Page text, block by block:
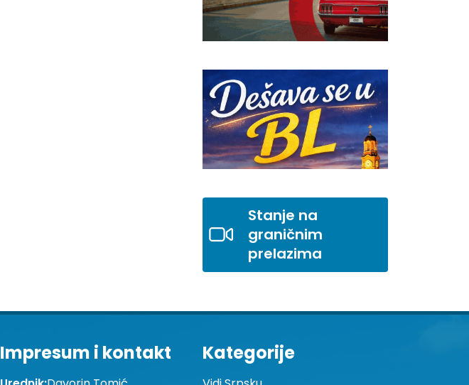
Stanje na
graničnim
prelazima
Impresum i kontakt Kategorije